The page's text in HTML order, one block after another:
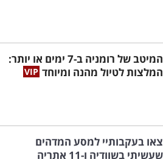
המיטב של רומניה ב-7 ימים או יותר:
המלצות לטיול מהנה ומיוחד
צאו בעקבותיי למסע המדהים
שעשיתי בשוודיה ו-11 אתריה